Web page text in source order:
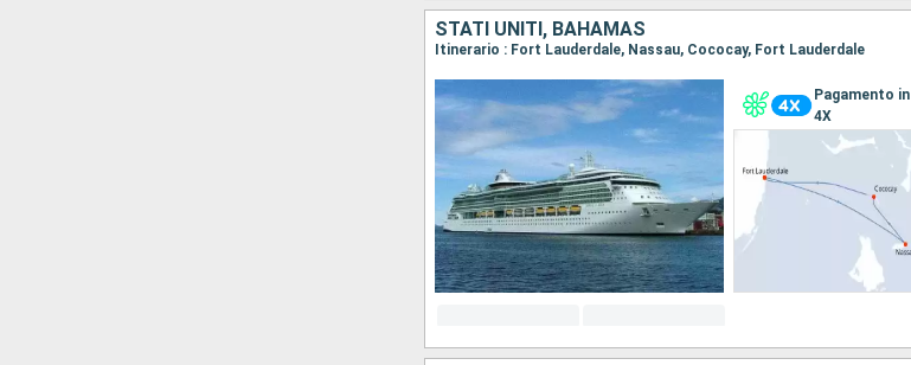
STATI UNITI, BAHAMAS
Itinerario : Fort Lauderdale, Nassau, Cococay, Fort Lauderdale
Pagamento in
4X